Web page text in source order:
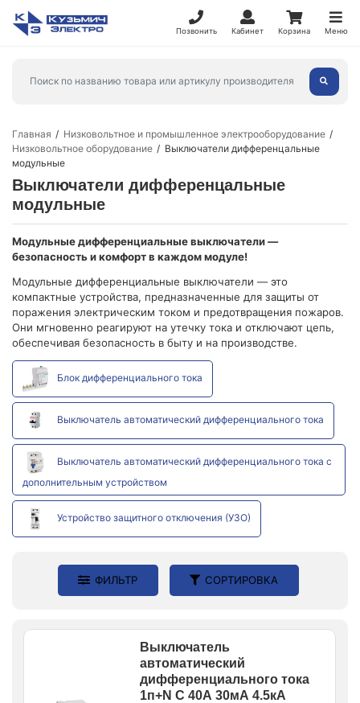
Позвонить Кабинет Корзина Меню
Главная
Низковольтное и промышленное электрооборудование
Низковольтное оборудование
Выключатели дифференцальные
модульные
Выключатели дифференцальные
модульные
Модульные дифференциальные выключатели —
безопасность и комфорт в каждом модуле!
Модульные дифференциальные выключатели — это
компактные устройства, предназначенные для защиты от
поражения электрическим током и предотвращения пожаров.
Они мгновенно реагируют на утечку тока и отключают цепь,
обеспечивая безопасность в быту и на производстве.
Блок дифференциального тока
Выключатель автоматический дифференциального тока
Выключатель автоматический дифференциального тока с
дополнительным устройством
Устройство защитного отключения (УЗО)
ФИЛЬТР СОРТИРОВКА
Выключатель
автоматический
дифференциального тока
1п+N C 40А 30мА 4.5кА